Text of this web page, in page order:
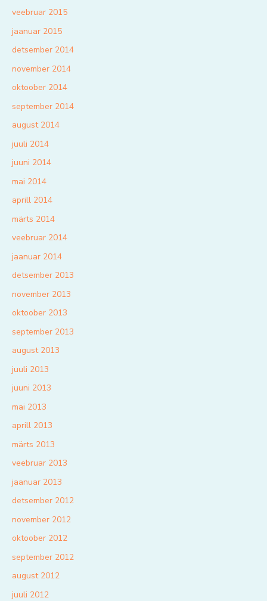
veebruar 2015
jaanuar 2015
detsember 2014
november 2014
oktoober 2014
september 2014
august 2014
juuli 2014
juuni 2014
mai 2014
aprill 2014
märts 2014
veebruar 2014
jaanuar 2014
detsember 2013
november 2013
oktoober 2013
september 2013
august 2013
juuli 2013
juuni 2013
mai 2013
aprill 2013
märts 2013
veebruar 2013
jaanuar 2013
detsember 2012
november 2012
oktoober 2012
september 2012
august 2012
juuli 2012